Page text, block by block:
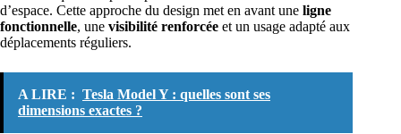
d’espace. Cette approche du design met en avant une ligne
fonctionnelle, une visibilité renforcée et un usage adapté aux
déplacements réguliers.
A LIRE : Tesla Model Y : quelles sont ses
dimensions exactes ?